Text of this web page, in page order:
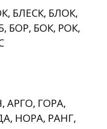
БЛЕСК, БЛОК,
БОР, БОК, РОК,
АРГО, ГОРА,
НОРА, РАНГ,